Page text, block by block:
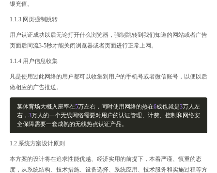
银充值。
1.1.3 网页强制跳转
用户认证成功以后无论打开什么浏览器，强制跳转到我们知道的网站或者广告
页面后同流3-5秒才能关闭浏览器或者页面进行正常上网。
1.1.4 用户信息收集
凡是使用过此网络的用户都可以收集到用户的手机号或者微信账号，以便以后
做相应的广告推送。
某体育场大概入座率在5万左右，同时使用网络的热在6成也就是3万人左
右， 3万人的一个无线网络需要对用户的认证管理、计费、控制和网络安
全保障需要一套成熟的无线热点认证产品。
1.2 系统方案设计原则
本方案的设计将在追求性能优越、经济实用的前提下，本着严谨、慎重的态
度，从系统结构、技术措施、设备选择、系统应用、技术服务和实施过程等方